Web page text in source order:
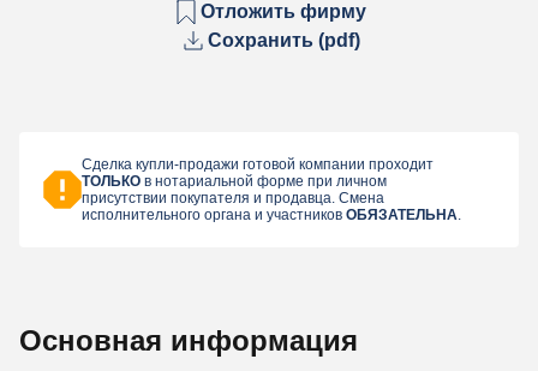
Отложить фирму
Сохранить (pdf)
Сделка купли-продажи готовой компании проходит
ТОЛЬКО в нотариальной форме при личном
присутствии покупателя и продавца. Смена
исполнительного органа и участников ОБЯЗАТЕЛЬНА.
Основная информация